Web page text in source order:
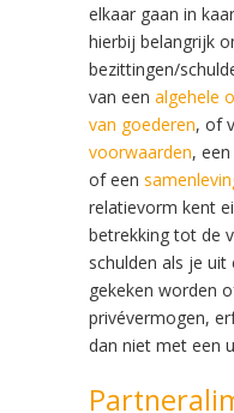
elkaar gaan in
hierbij belangrijk
bezittingen/
van een algehele
van goederen, of
voorwaarden, een
of een
relatievorm kent
betrekking tot de
schulden als je
gekeken worden
privévermogen,
dan niet met een